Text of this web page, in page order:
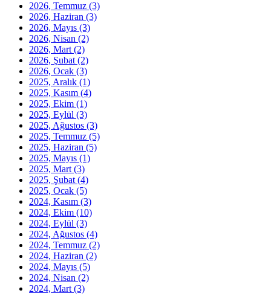
2026, Temmuz (3)
2026, Haziran (3)
2026, Mayıs (3)
2026, Nisan (2)
2026, Mart (2)
2026, Şubat (2)
2026, Ocak (3)
2025, Aralık (1)
2025, Kasım (4)
2025, Ekim (1)
2025, Eylül (3)
2025, Ağustos (3)
2025, Temmuz (5)
2025, Haziran (5)
2025, Mayıs (1)
2025, Mart (3)
2025, Şubat (4)
2025, Ocak (5)
2024, Kasım (3)
2024, Ekim (10)
2024, Eylül (3)
2024, Ağustos (4)
2024, Temmuz (2)
2024, Haziran (2)
2024, Mayıs (5)
2024, Nisan (2)
2024, Mart (3)